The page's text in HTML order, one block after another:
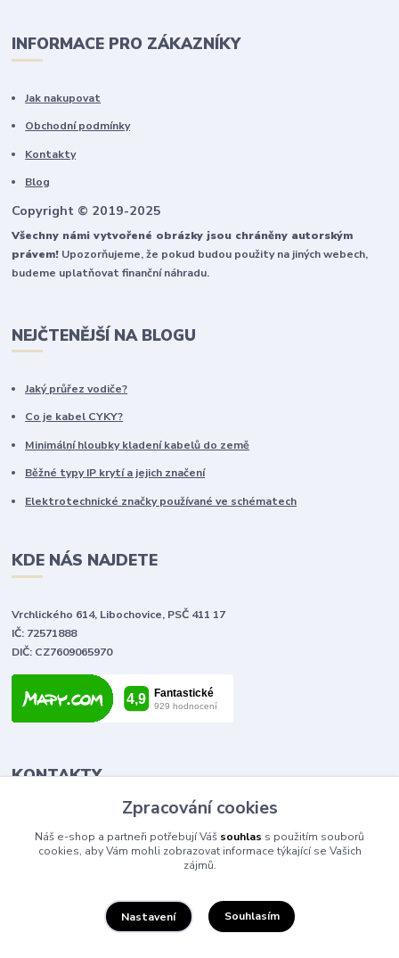
INFORMACE PRO ZÁKAZNÍKY
Jak nakupovat
Obchodní podmínky
Kontakty
Blog
Copyright © 2019-2025
Všechny námi vytvořené obrázky jsou chráněny autorským
právem! Upozorňujeme, že pokud budou použity na jiných webech,
budeme uplatňovat finanční náhradu.
NEJČTENĚJŠÍ NA BLOGU
Jaký průřez vodiče?
Co je kabel CYKY?
Minimální hloubky kladení kabelů do země
Běžné typy IP krytí a jejich značení
Elektrotechnické značky používané ve schématech
KDE NÁS NAJDETE
Vrchlického 614, Libochovice, PSČ 411 17
IČ: 72571888
DIČ: CZ7609065970
KONTAKTY
Tomáš Vlček
+420 702 090 443
volejte od 9,00 - 20,00 hod
info@elektromaterial.cz
Zpracování cookies
Náš e-shop a partneři potřebují Váš souhlas s použitím souborů
cookies, aby Vám mohli zobrazovat informace týkající se Vašich
zájmů.
Nastavení Souhlasím